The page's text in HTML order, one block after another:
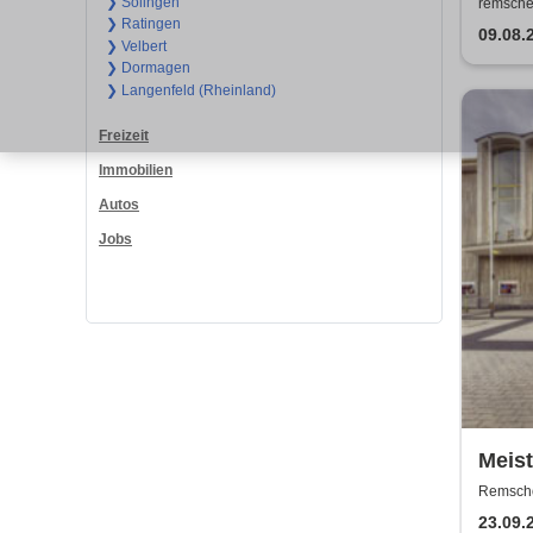
❯ Ratingen
❯ Velbert
❯ Dormagen
❯ Langenfeld (Rheinland)
Freizeit
Immobilien
Autos
Jobs
und